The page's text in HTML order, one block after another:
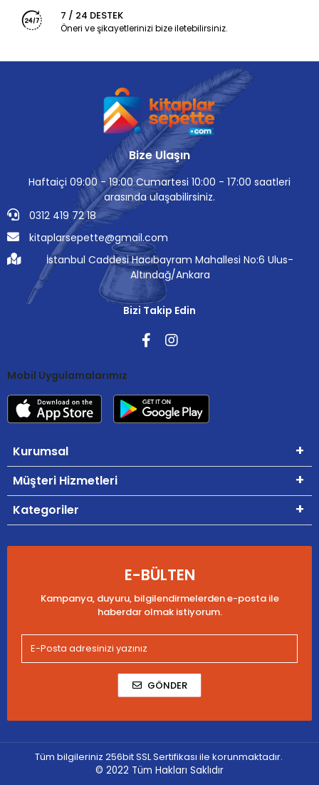
7 / 24 DESTEK
Öneri ve şikayetlerinizi bize iletebilirsiniz.
Bize Ulaşın
Haftaiçi 09:00 - 19:00 Cumartesi 10:00 - 17:00 saatleri
arasında ulaşabilirsiniz.
0312 419 72 18
kitaplarsepette@gmail.com
İstanbul Caddesi Hacıbayram Mahallesi No:6 Ulus-
Altındağ/Ankara
Bizi Takip Edin
Mobil Uygulamalarımız
Kurumsal
Müşteri Hizmetleri
Kategoriler
E-BÜLTEN
Kampanya, duyuru, bilgilendirmelerden e-posta ile
haberdar olmak istiyorum.
GÖNDER
Tüm bilgileriniz 256bit SSL Sertifikası ile korunmaktadır.
© 2022 Tüm Hakları Saklıdır